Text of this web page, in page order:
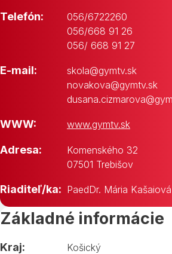
Telefón:
056/6722260
056/668 91 26
056/ 668 91 27
E-mail:
skola@gymtv.sk
novakova@gymtv.sk
WWW: www.gymtv.sk
Adresa:
Komenského 32
07501 Trebišov
Riaditeľ/ka: PaedDr. Mária Kašaiová
Základné informácie
Kraj:
Košický